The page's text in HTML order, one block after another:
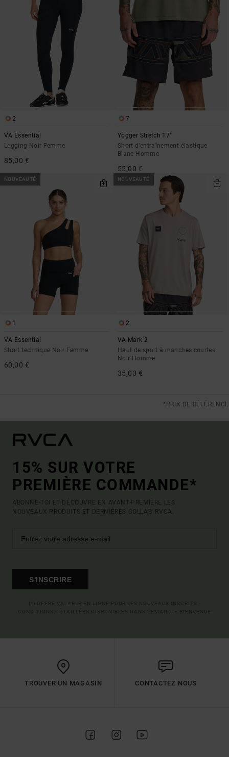
2
VA Essential
Legging Noir Femme
85,00 €
7
Yogger Stretch 17"
Short d'entraînement élastique
Blanc Homme
55,00 €
NOUVEAUTÉ
1
VA Essential
Short technique Noir Femme
60,00 €
NOUVEAUTÉ
2
VA Mark 2
Haut de sport à manches courtes
Noir Homme
35,00 €
*PRIX DE RÉFÉRENCE
15% SUR VOTRE
PREMIÈRE COMMANDE*
ABONNE-TOI ET DÉCOUVRE EN AVANT-PREMIÈRE LES
NOUVEAUX PRODUITS ET DERNIÈRES COLLAB' RVCA.
S'INSCRIRE
TROUVER UN MAGASIN CONTACTEZ NOUS